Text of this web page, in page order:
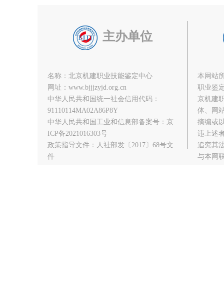
主办单位
名称：北京机建职业技能鉴定中心
网址：www.bjjjzyjd.org.cn
中华人民共和国统一社会信用代码：
91110114MA02A86P8Y
中华人民共和国工业和信息部备案号：京
ICP备2021016303号
政策指导文件：人社部发〔2017〕68号文
件
本网站
职业鉴
京机建
体、网
摘编或
违上述
追究其
与本网